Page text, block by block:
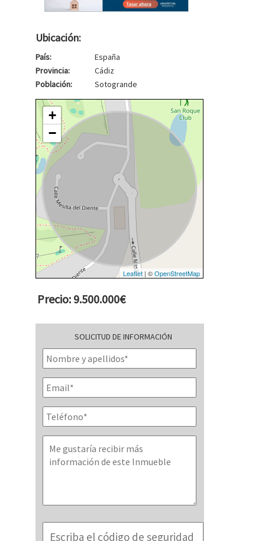
Ubicación:
País:
España
Provincia:
Cádiz
Población:
Sotogrande
+
−
Leaflet | ©OpenStreetMap
Precio: 9.500.000€
SOLICITUD DE INFORMACIÓN